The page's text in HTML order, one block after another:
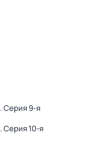
. Серия 9-я
. Серия 10-я